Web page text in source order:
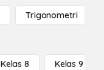
Trigonometri
Kelas 8 Kelas 9